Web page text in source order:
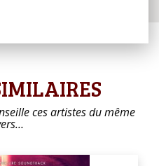
ces artistes du même